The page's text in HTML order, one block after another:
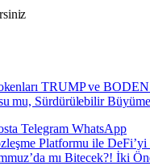
TRUMP ve
mu, Sürdürülebilir
Telegram WhatsApp
Platformu ile DeFi’yi
mı Bitecek?! İki